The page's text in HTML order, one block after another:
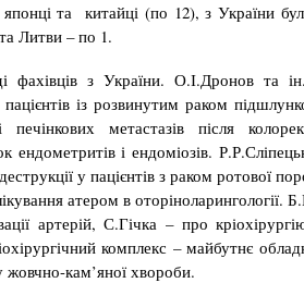
та китайці (по 12), з України
та Литви – по 1.
фахівців з України. О.І.Дронов та
із розвинутим раком
печінкових метастазів після
ендометритів і ендоміозів.
у пацієнтів з раком ротової
атером в
артерій, С.Гічка – про
комплекс – майбутнє
кам’яної хвороби.